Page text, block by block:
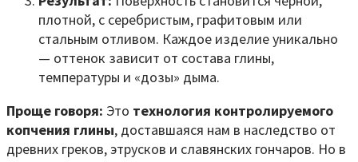
плотной, с серебристым, графитовым или
стальным отливом. Каждое изделие уникально
— оттенок зависит от состава глины,
температуры и «дозы» дыма.
Проще говоря: Это технология контролируемого
копчения глины, доставшаяся нам в наследство от
древних греков, этрусков и славянских гончаров. Но в